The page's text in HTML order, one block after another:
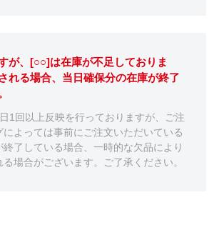
が、[○○]は在庫が不足しておりま
れる場合、当日確保分の在庫が終了
1回以上反映を行っておりますが、ご注
よっては事前にご注文いただいている
終了している場合、一時的な欠品により
る場合がございます。ご了承ください。